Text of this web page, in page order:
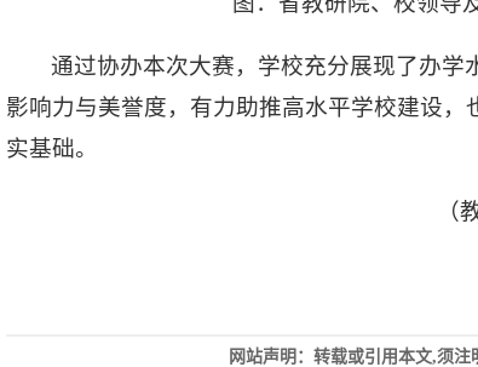
通过协办本次大赛，学校充分展现了办学
影响力与美誉度，有力助推高水平学校建设
实基础。
（
网站声明：转载或引用本文,须